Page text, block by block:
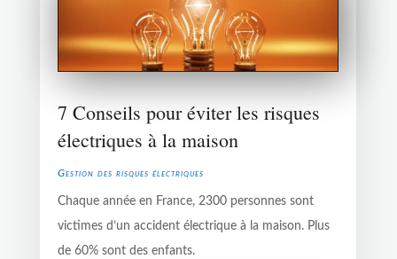
7 Conseils pour éviter les risques
électriques à la maison
Gestion des risques électriques
Chaque année en France, 2300 personnes sont
victimes d’un accident électrique à la maison. Plus
de 60% sont des enfants.